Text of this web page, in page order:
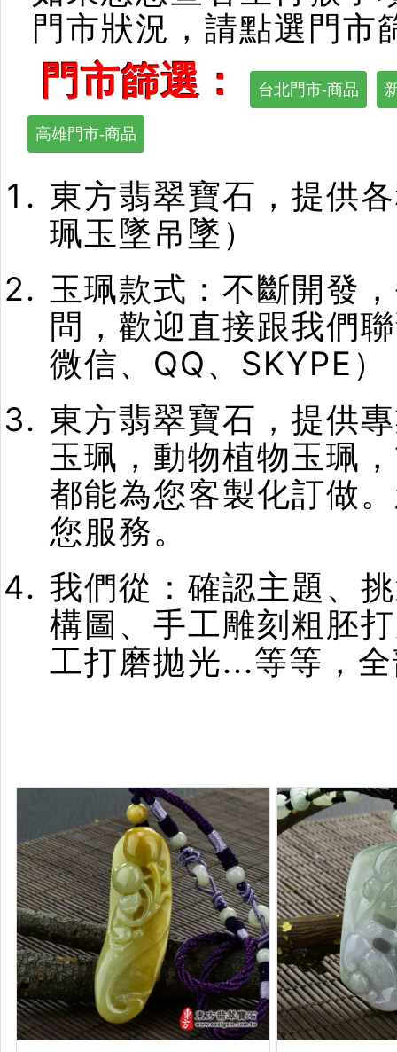
門市狀況，請點選門市
門市篩選： 台北門市-商品
高雄門市-商品
東方翡翠寶石，提供
珮玉墜吊墜）
玉珮款式：不斷開發
問，歡迎直接跟我們
微信、QQ、SKYPE）
東方翡翠寶石，提供
玉珮，動物植物玉珮
都能為您客製化訂做
您服務。
我們從：確認主題、
構圖、手工雕刻粗胚
工打磨拋光...等等，